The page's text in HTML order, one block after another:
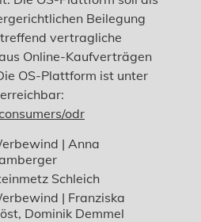
Beilegung
vertragliche
Online-Kaufverträgen
OS-Plattform ist unter
odr
| Anna
Schleich
| Franziska
Dominik Demmel